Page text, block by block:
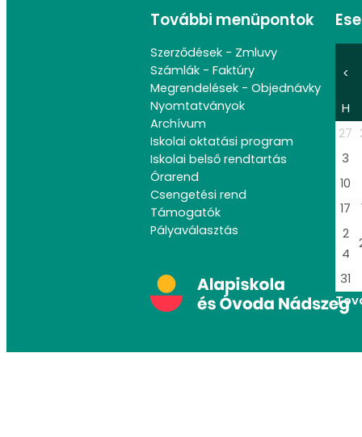
További menüpontok
Szerződések - Zmluvy
Számlák - Faktúry
Megrendelések - Objednávky
Nyomtatványok
Archívum
Iskolai oktatási program
Iskolai belső rendtartás
Órarend
Csengetési rend
Támogatók
Pályaválasztás
<
H
27
3
10
17
2
4
31